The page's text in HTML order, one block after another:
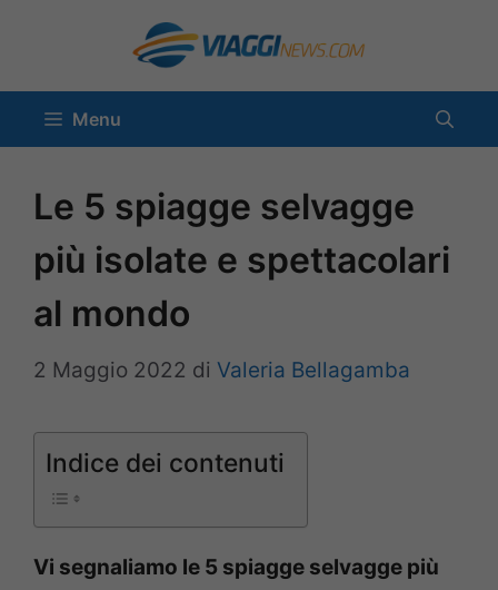
contenuto
Menu
Le 5 spiagge selvagge
più isolate e spettacolari
al mondo
2 Maggio 2022 di Valeria Bellagamba
Indice dei contenuti
Vi segnaliamo le 5 spiagge selvagge più